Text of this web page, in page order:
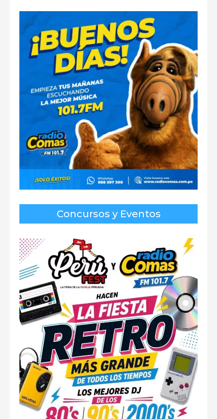
Concursos y Eventos